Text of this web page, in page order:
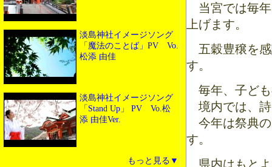
淡島神社イメージソング
「魔法のことば」PV Vo.
松添 由佳
淡島神社イメージソング
「Stand Up」 PV Vo.松
添 由佳Ver.
もっと見る▼
当宮では毎年
上げます。
五穀豊穣を感
す。
毎年、子ども
境内では、詩
今年は祭典の
す。
県内はもとよ